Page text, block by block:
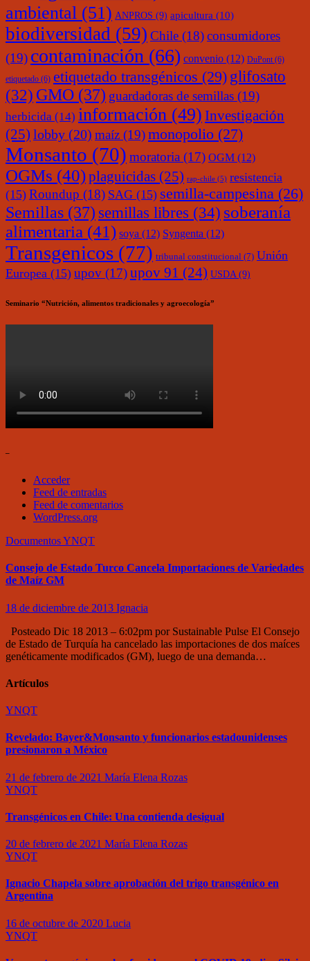
ambiental (51) ANPROS (9) apicultura (10)
biodiversidad (59) Chile (18)consumidores
(19) contaminación (66) convenio (12) DuPont (6)
etiquetado (6) etiquetado transgénicos (29) glifosato
(32) GMO (37) guardadoras de semillas (19)
herbicida (14) información (49) Investigación
(25) lobby (20) maíz (19)monopolio (27)
Monsanto (70) moratoria (17) OGM (12)
OGMs (40)plaguicidas (25) rap-chile (5) resistencia
(15) Roundup (18) SAG (15) semilla-campesina (26)
Semillas (37) semillas libres (34) soberanía
alimentaria (41) soya (12) Syngenta (12)
Transgenicos (77) tribunal constitucional (7) Unión
Europea (15) upov (17)upov 91 (24) USDA (9)
Seminario “Nutrición, alimentos tradicionales y agroecología”
–
Acceder
Feed de entradas
Feed de comentarios
WordPress.org
DocumentosYNQT
Consejo de Estado Turco Cancela Importaciones de Variedades
de Maíz GM
18 de diciembre de 2013 Ignacia
Posteado Dic 18 2013 – 6:02pm por Sustainable Pulse El Consejo
de Estado de Turquía ha cancelado las importaciones de dos maíces
genéticamente modificados (GM), luego de una demanda…
Artículos
YNQT
Revelado: Bayer&Monsanto y funcionarios estadounidenses
presionaron a México
21 de febrero de 2021 María Elena Rozas
YNQT
Transgénicos en Chile: Una contienda desigual
20 de febrero de 2021 María Elena Rozas
YNQT
Ignacio Chapela sobre aprobación del trigo transgénico en
Argentina
16 de octubre de 2020 Lucia
YNQT